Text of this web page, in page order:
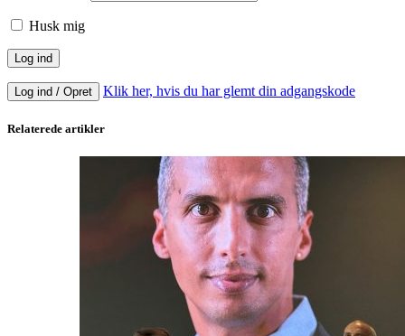
Husk mig
Log ind / Opret Klik her, hvis du har glemt din adgangskode
Relaterede artikler